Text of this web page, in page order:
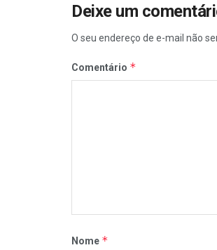
Deixe um
O seu endereço de e-mail não
Comentário *
Nome *